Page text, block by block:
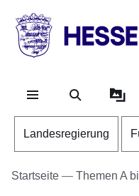
HESSEN
Landesregierung
Landesregierung
Startseite Themen A